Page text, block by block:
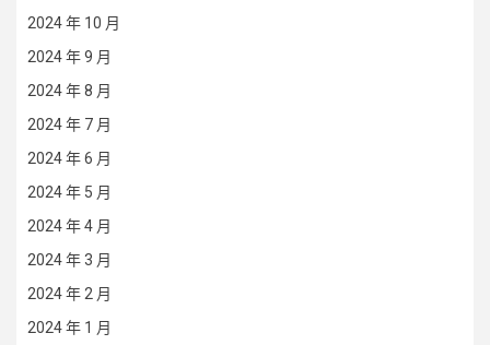
2024 年 10 月
2024 年 9 月
2024 年 8 月
2024 年 7 月
2024 年 6 月
2024 年 5 月
2024 年 4 月
2024 年 3 月
2024 年 2 月
2024 年 1 月